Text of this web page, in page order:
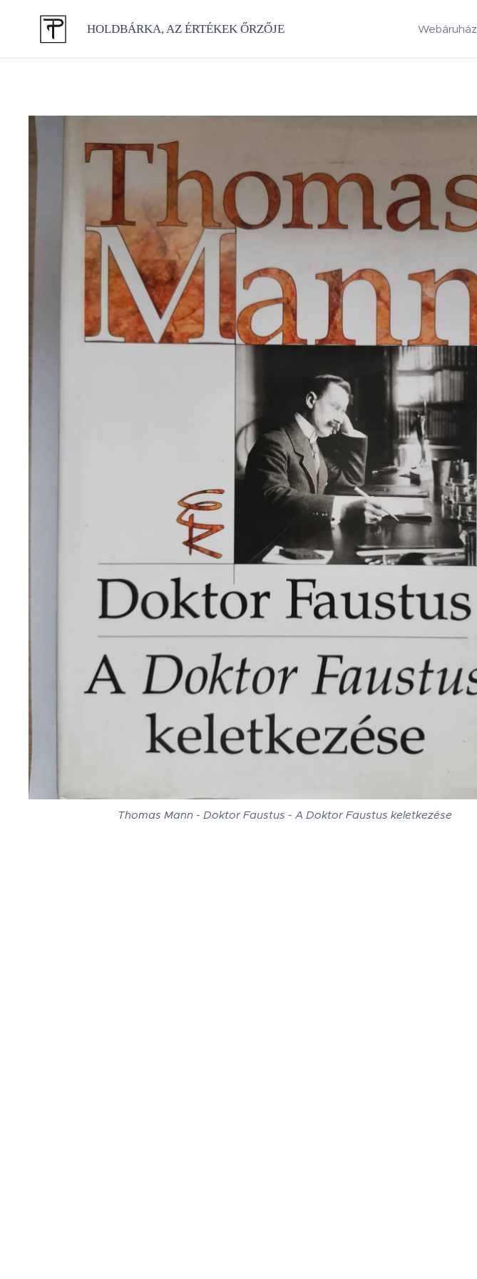
HOLDBÁRKA, AZ ÉRTÉKEK ŐRZŐJE Webáruház
Thomas Mann - Doktor Faustus - A Doktor Faustus keletkezése